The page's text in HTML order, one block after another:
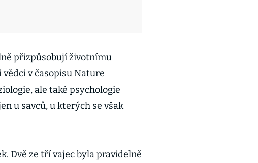
přizpůsobují životnímu
v časopisu Nature
ale také psychologie
u savců, u kterých se však
Dvě ze tří vajec byla pravidelně